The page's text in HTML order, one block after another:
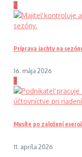
2
Príprava jachty na
16. mája 2026
3
Musíte po založení
11. apríla 2026